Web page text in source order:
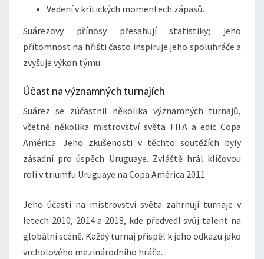
Vedení v kritických momentech zápasů.
Suárezovy přínosy přesahují statistiky; jeho
přítomnost na hřišti často inspiruje jeho spoluhráče a
zvyšuje výkon týmu.
Účast na významných turnajích
Suárez se zúčastnil několika významných turnajů,
včetně několika mistrovství světa FIFA a edic Copa
América. Jeho zkušenosti v těchto soutěžích byly
zásadní pro úspěch Uruguaye. Zvláště hrál klíčovou
roli v triumfu Uruguaye na Copa América 2011.
Jeho účasti na mistrovství světa zahrnují turnaje v
letech 2010, 2014 a 2018, kde předvedl svůj talent na
globální scéně. Každý turnaj přispěl k jeho odkazu jako
vrcholového mezinárodního hráče.